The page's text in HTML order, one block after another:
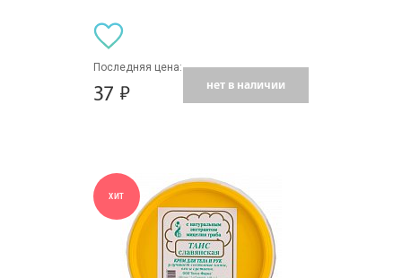
Последняя цена:
37 нет в наличии
ХИТ